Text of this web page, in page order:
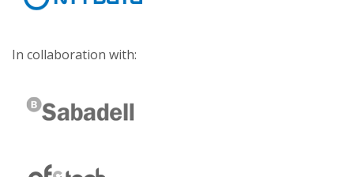
In collaboration with: